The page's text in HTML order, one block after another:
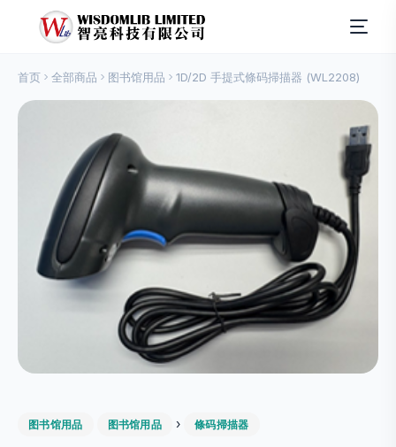
首页 全部商品 图书馆用品 1D/2D 手提式條码掃描器 (WL2208)
图书馆用品 图书馆用品 › 條码掃描器